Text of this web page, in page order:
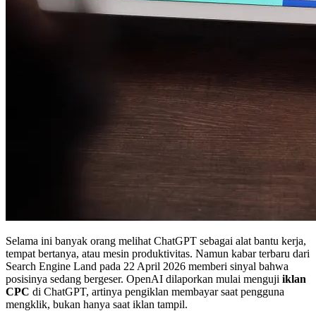
Selama ini banyak orang melihat ChatGPT sebagai alat bantu kerja,
tempat bertanya, atau mesin produktivitas. Namun kabar terbaru dari
Search Engine Land pada 22 April 2026 memberi sinyal bahwa
posisinya sedang bergeser. OpenAI dilaporkan mulai menguji iklan
CPC di ChatGPT, artinya pengiklan membayar saat pengguna
mengklik, bukan hanya saat iklan tampil.